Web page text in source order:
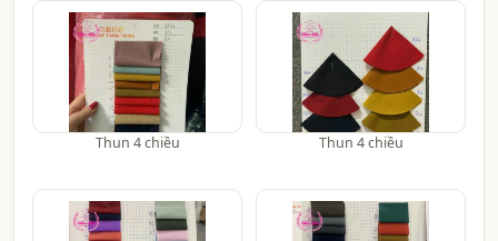
Thun 4 chiều Thun 4 chiều